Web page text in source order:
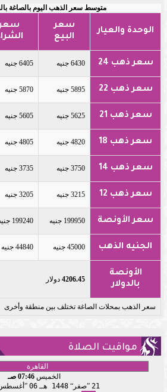
متوسط سعر الذهب اليوم بالصاغة
الوحدة والعيار
سعر
البيع
سعر ذهب 24 6430 جنيه 6405 جنيه
سعر ذهب 22 5895 جنيه 5870 جنيه
سعر ذهب 21 5625 جنيه 5605 جنيه
سعر ذهب 18 4820 جنيه 4805 جنيه
سعر ذهب 14 3750 جنيه 3735 جنيه
سعر ذهب 12 3215 جنيه 3205 جنيه
سعر الأونصة 199950 جنيه 199240 جنيه
الجنيه الذهب 45000 جنيه 44840 جنيه
الأونصة
بالدولار
4206.45 دولار
سعر الذهب بمحلات الصاغة تختلف بين منطقة وأخرى
مواقيت الصلاة
الخميس07:46 صـ
21
صفر 1448 هـ 06